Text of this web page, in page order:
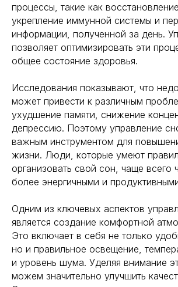
процессы, такие как
укрепление иммунной системы и
информации, полученной за день.
позволяет оптимизировать эти
общее состояние здоровья.
Исследования показывают, что
может привести к различным
ухудшение памяти, снижение
депрессию. Поэтому управление
важным инструментом для
жизни. Люди, которые умеют
организовать свой сон, чаще всего
более энергичными и
Одним из ключевых аспектов
является создание комфортной
Это включает в себя не только
но и правильное освещение,
и уровень шума. Уделяя внимание
можем значительно улучшить